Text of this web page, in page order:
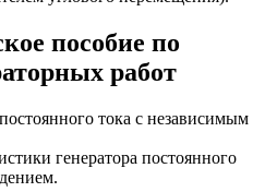
пособие по
работ
тока с независимым
генератора постоянного